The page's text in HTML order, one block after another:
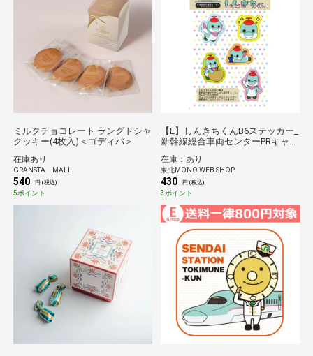
ミルクチョコレート ラングドシャ
クッキー(4枚入)＜ゴディバ＞
在庫あり
GRANSTA MALL
540 円 (税込)
5ポイント
【E】しんきちくんB6ステッカー_
新幹線総合車両センターPRキャラ
在庫：あり
東北MONO WEB SHOP
430 円 (税込)
3ポイント